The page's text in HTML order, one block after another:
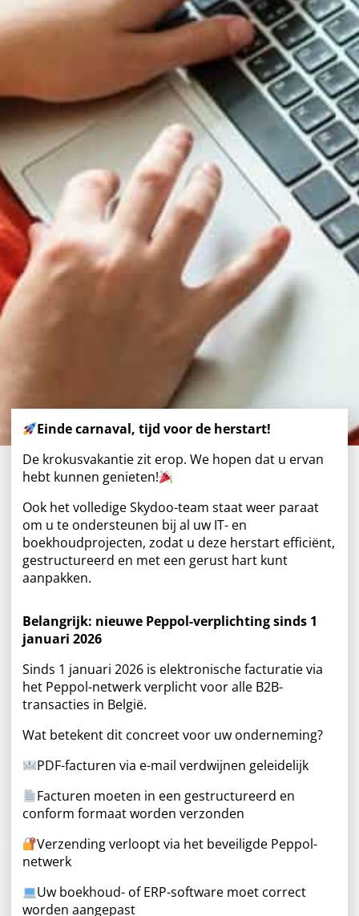
Einde carnaval, tijd voor de herstart!
De krokusvakantie zit erop. We hopen dat u ervan
hebt kunnen genieten!
Ook het volledige Skydoo-team staat weer paraat
om u te ondersteunen bij al uw IT- en
boekhoudprojecten, zodat u deze herstart efficiënt,
gestructureerd en met een gerust hart kunt
aanpakken.
Belangrijk: nieuwe Peppol-verplichting sinds 1
januari 2026
Sinds 1 januari 2026 is elektronische facturatie via
het Peppol-netwerk verplicht voor alle B2B-
transacties in België.
Wat betekent dit concreet voor uw onderneming?
PDF-facturen via e-mail verdwijnen geleidelijk
Facturen moeten in een gestructureerd en
conform formaat worden verzonden
Verzending verloopt via het beveiligde Peppol-
netwerk
Uw boekhoud- of ERP-software moet correct
worden aangepast